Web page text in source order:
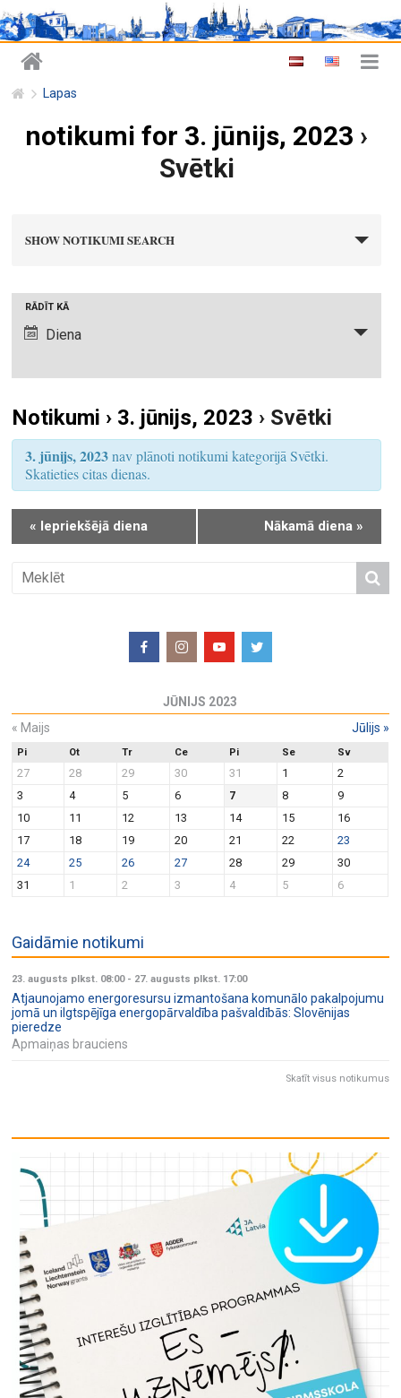
Lapas
notikumi for 3. jūnijs, 2023 ›
Svētki
i
S
e
r
c
h
w
s
N
a
v
g
a
o
n
SHOW NOTIKUMI SEARCH
i
u
m
V
i
a
t
o
n
RĀDĪT KĀ
Diena
Notikumi › 3. jūnijs, 2023 › Svētki
3. jūnijs, 2023nav plānoti notikumi kategorijā Svētki.
Skatieties citas dienas.
« Iepriekšējā diena Nākamā diena »
JŪNIJS 2023
« Maijs Jūlijs »
Pi Ot Tr Ce Pi Se Sv
27 28 29 30 31 1
2
3
4 5 6 7 8
9
10
11 12 13 14 15
16
17
18 19 20 21 22
23
24
25 26 27 28 29
30
31
1 2 3 4 5 6
Gaidāmie notikumi
23. augusts plkst. 08:00- 27. augusts plkst. 17:00
Atjaunojamo energoresursu izmantošana komunālo pakalpojumu
jomā un ilgtspējīga energopārvaldība pašvaldībās: Slovēnijas
pieredze
Apmaiņas brauciens
Skatīt visus notikumus